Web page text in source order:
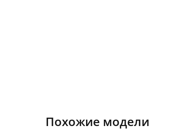
Похожие модели